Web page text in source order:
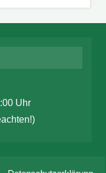
Uhr